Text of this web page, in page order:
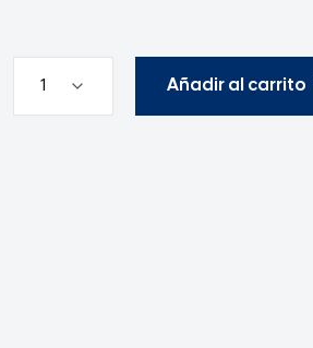
Añadir al carrito